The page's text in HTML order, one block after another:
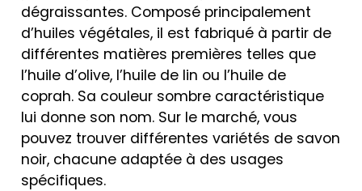
dégraissantes. Composé principalement
d’huiles végétales, il est fabriqué à partir de
différentes matières premières telles que
l’huile d’olive, l’huile de lin ou l’huile de
coprah. Sa couleur sombre caractéristique
lui donne son nom. Sur le marché, vous
pouvez trouver différentes variétés de savon
noir, chacune adaptée à des usages
spécifiques.